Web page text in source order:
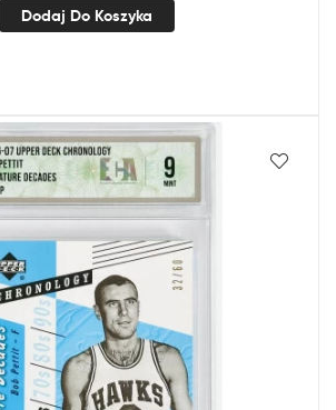
Dodaj Do Koszyka